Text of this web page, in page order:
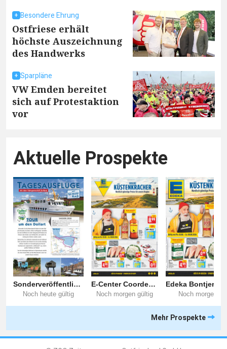
Besondere Ehrung
Ostfriese erhält
höchste Auszeichnung
des Handwerks
Sparpläne
VW Emden bereitet
sich auf Protestaktion
vor
Aktuelle Prospekte
Mehr Prospekte